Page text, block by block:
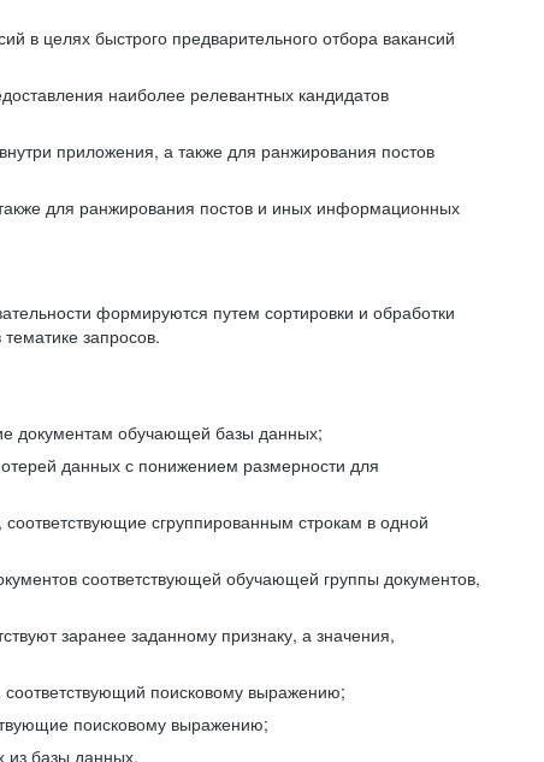
в целях быстрого предварительного отбора вакансий
наиболее релевантных кандидатов
приложения, а также для ранжирования постов
для ранжирования постов и иных информационных
формируются путем сортировки и обработки
запросов.
документам обучающей базы данных;
данных с понижением размерности для
сгруппированным строкам в одной
соответствующей обучающей группы документов,
заранее заданному признаку, а значения,
поисковому выражению;
поисковому выражению;
из базы данных.